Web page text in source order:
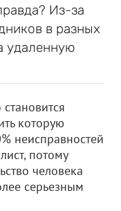
Из-за
в разных
удаленную
которую
неисправностей
потому
человека
серьезным